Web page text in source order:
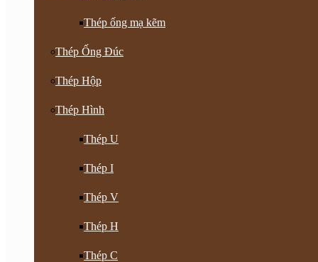
Thép ống mạ kẽm
Thép Ống Đúc
Thép Hộp
Thép Hình
Thép U
Thép I
Thép V
Thép H
Thép C